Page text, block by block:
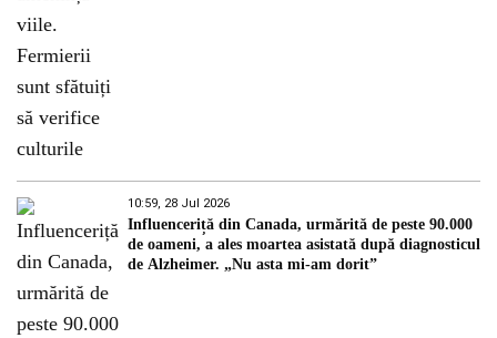
10:59, 28 Jul 2026
Influenceriță din Canada, urmărită de peste 90.000
de oameni, a ales moartea asistată după diagnosticul
de Alzheimer. „Nu asta mi-am dorit”